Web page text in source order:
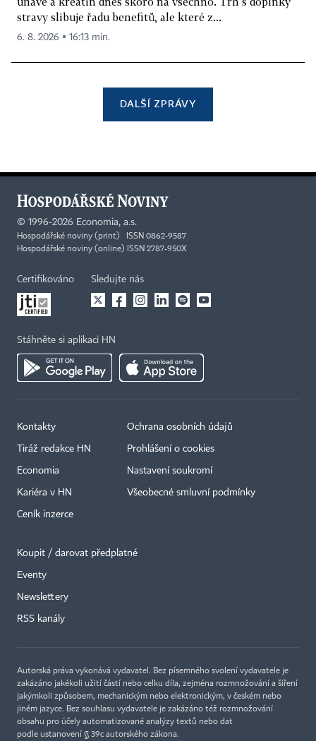
stravy slibuje řadu benefitů, ale které z...
6. 8. 2026 ▪ 16:13 min.
DALŠÍ ZPRÁVY
© 1996-2026 Economia, a.s.
Hospodářské noviny (print) ISSN 0862-9587
Hospodářské noviny (online) ISSN 2787-950X
Certifikováno Sledujte nás
Stáhněte si aplikaci HN
Kontakty
Tiráž redakce HN
Economia
Kariéra v HN
Ceník inzerce
Ochrana osobních údajů
Prohlášení o cookies
Nastavení soukromí
Všeobecné smluvní podmínky
Koupit / darovat předplatné
Eventy
Newslettery
RSS kanály
Autorská práva vykonává vydavatel. Bez písemného svolení vydavatele je
zakázáno jakékoli užití částí nebo celku díla, zejména rozmnožování a šíření
jakýmkoli způsobem, mechanickým nebo elektronickým, v českém nebo
jiném jazyce. Bez souhlasu vydavatele je zakázáno též rozmnožování
obsahu pro účely automatizované analýzy textů nebo dat
podle ustanovení § 39c autorského zákona.